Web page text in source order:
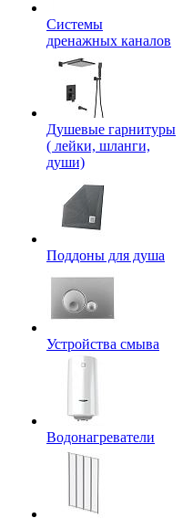
Системы
дренажных каналов
Душевые гарнитуры
( лейки, шланги,
души)
Поддоны для душа
Устройства смыва
Водонагреватели